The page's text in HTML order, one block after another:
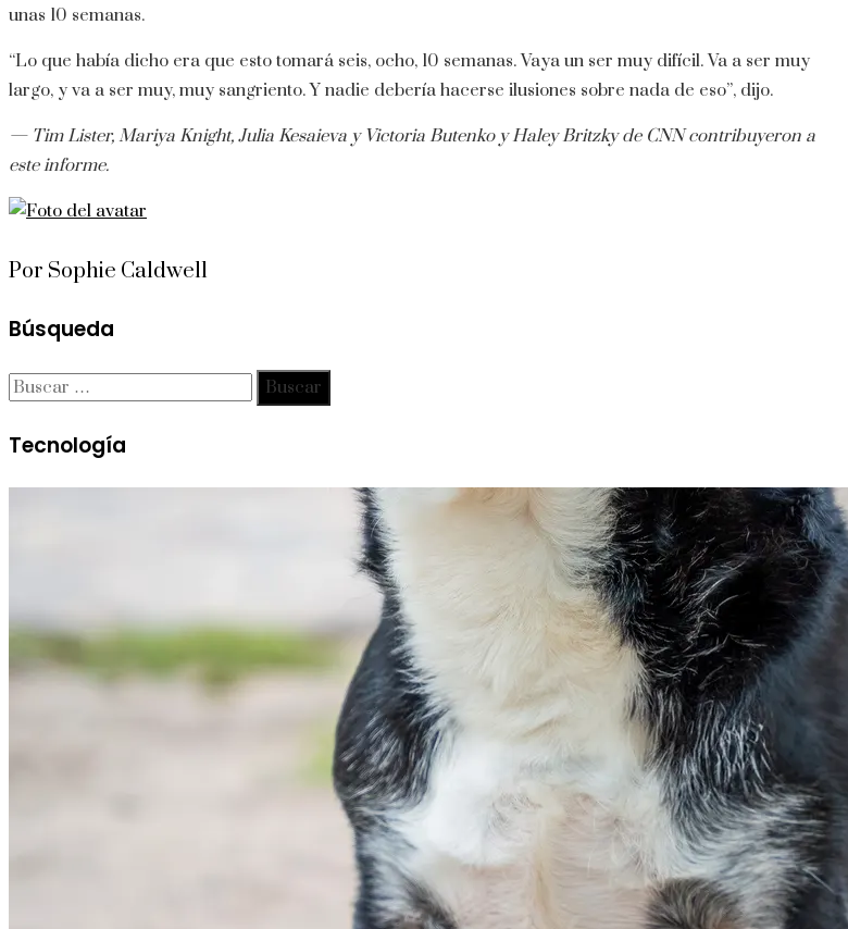
unas 10 semanas.
“Lo que había dicho era que esto tomará seis, ocho, 10 semanas. Vaya un ser muy difícil. Va a ser muy
largo, y va a ser muy, muy sangriento. Y nadie debería hacerse ilusiones sobre nada de eso”, dijo.
— Tim Lister, Mariya Knight, Julia Kesaieva y Victoria Butenko y Haley Britzky de CNN contribuyeron a
este informe.
Por Sophie Caldwell
Búsqueda
Buscar:
Tecnología